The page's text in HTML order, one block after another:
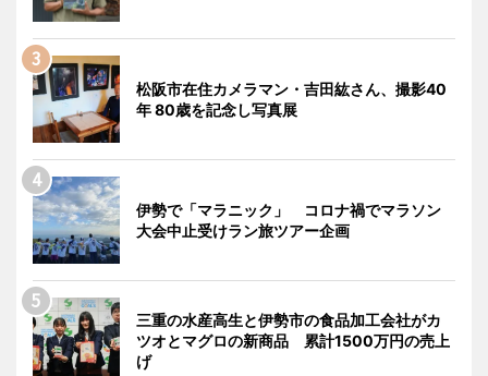
松阪市在住カメラマン・吉田紘さん、撮影40
年 80歳を記念し写真展
伊勢で「マラニック」 コロナ禍でマラソン
大会中止受けラン旅ツアー企画
三重の水産高生と伊勢市の食品加工会社がカ
ツオとマグロの新商品 累計1500万円の売上
げ